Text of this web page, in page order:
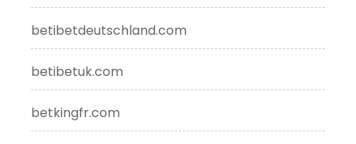
betibetdeutschland.com
betibetuk.com
betkingfr.com